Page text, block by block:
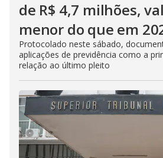
de R$ 4,7 milhões,
menor do que em
Protocolado neste sábado,
aplicações de previdência como a
relação ao último pleito